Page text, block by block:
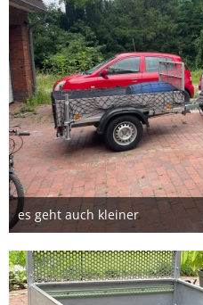
es geht auch kleiner
31. Juli 2026